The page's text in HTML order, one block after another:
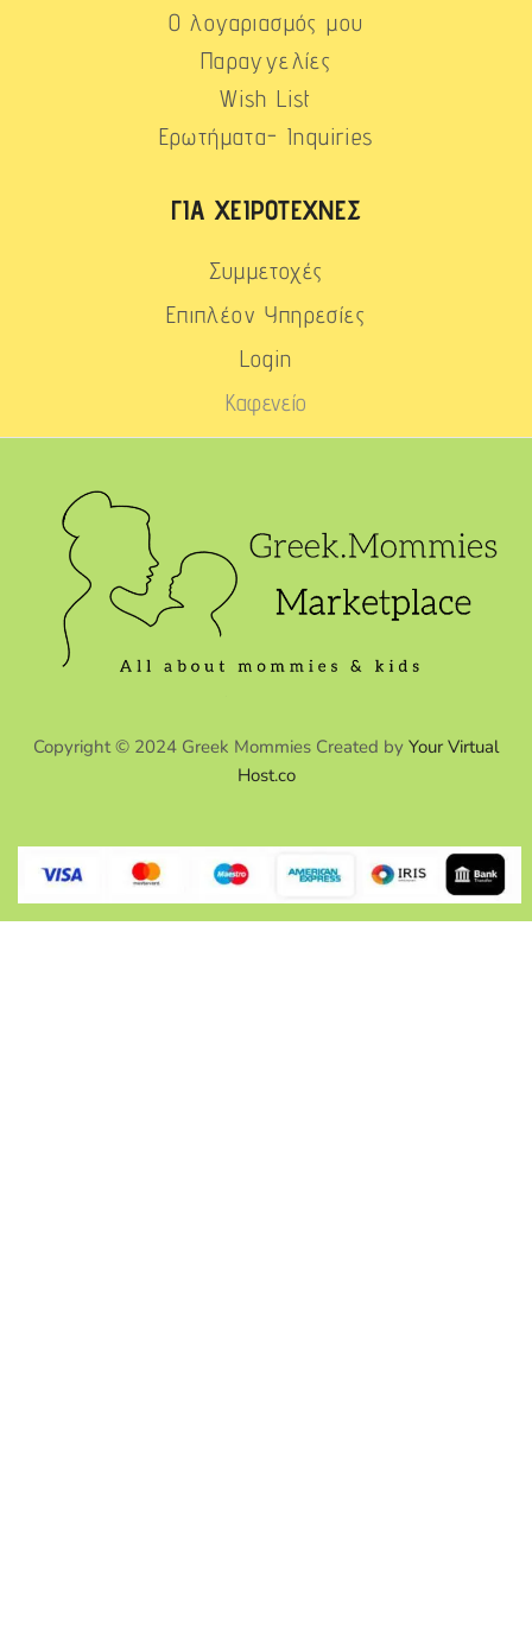
Ο λογαριασμός μου
Παραγγελίες
Wish List
Ερωτήματα- Inquiries
ΓΙΑ ΧΕΙΡΟΤΈΧΝΕΣ
Συμμετοχές
Επιπλέον Υπηρεσίες
Login
Καφενείο
Copyright © 2024 Greek Mommies Created by Your Virtual
Host.co